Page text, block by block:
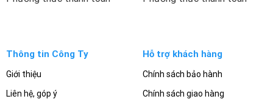
Thông tin Công Ty
Giới thiệu
Liên hệ, góp ý
Hỗ trợ khách hàng
Chính sách bảo hành
Chính sách giao hàng